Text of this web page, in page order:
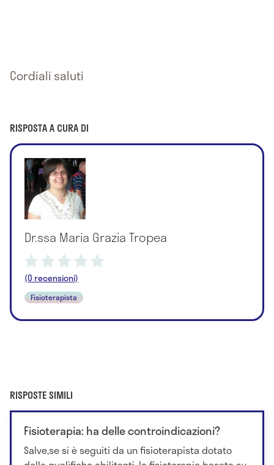
Cordiali saluti
RISPOSTA A CURA DI
Dr.ssa Maria Grazia Tropea
(0 recensioni)
Fisioterapista
RISPOSTE SIMILI
Fisioterapia: ha delle controindicazioni?
Salve,se si è seguiti da un fisioterapista dotato